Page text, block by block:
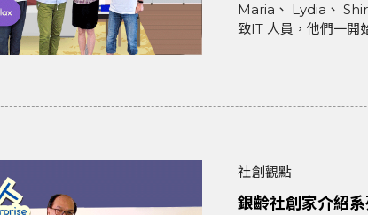
Maria、 Lydia、
致IT 人員，他們一開
社創觀點
銀齡社創家介紹